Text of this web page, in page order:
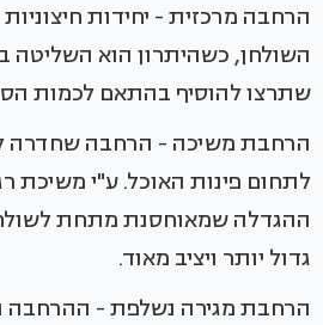
הרחבה מרכזית - יחידות
השולחן, כשהיתרון הוא
שתרצו להוסיף בהתאם לכמות
הרחבת משיכה - הרחבה שחדרה
לתחום פינות האוכל. ע"י משיכת
ההגדלה שמאוחסנת מתחת
גדול יותר ויציב מאוד.
הרחבת מגירה נשלפת - ההרחבה